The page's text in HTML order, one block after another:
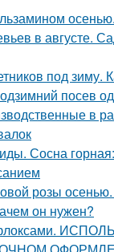
в августе.
под зиму.
посев
в
Сосна
розы осенью.
он нужен?